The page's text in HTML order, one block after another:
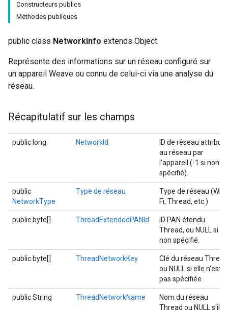
Constructeurs publics
Méthodes publiques
public class NetworkInfo extends Object
Représente des informations sur un réseau configuré sur
un appareil Weave ou connu de celui-ci via une analyse du
réseau.
Récapitulatif sur les champs
public long NetworkId
ID de réseau attribué
au réseau par
l'appareil (-1 si non
spécifié).
public
NetworkType
Type de réseau
Type de réseau (Wi-
Fi, Thread, etc.)
public byte[] ThreadExtendedPANId
ID PAN étendu
Thread, ou NULL si
non spécifié.
public byte[] ThreadNetworkKey
Clé du réseau Thread
ou NULL si elle n'est
pas spécifiée.
public String ThreadNetworkName
Nom du réseau
Thread ou NULL s'il